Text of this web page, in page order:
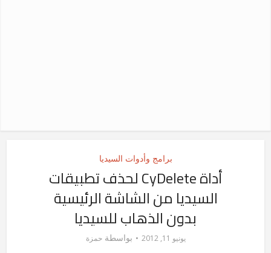
برامج وأدوات السيديا
أداة CyDelete لحذف تطبيقات
السيديا من الشاشة الرئيسية
بدون الذهاب للسيديا
يونيو 11, 2012 بواسطةحمزة